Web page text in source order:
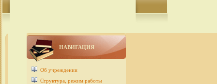
НАВИГАЦИЯ
Об учреждении
Структура, режим работы